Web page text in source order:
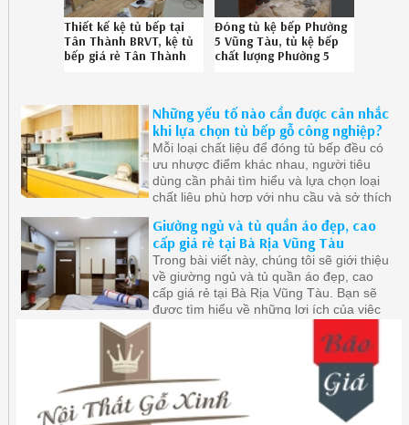
Thiết kế kệ tủ bếp tại
Tân Thành BRVT, kệ tủ
bếp giá rẻ Tân Thành
Đóng tủ kệ bếp Phường
5 Vũng Tàu, tủ kệ bếp
chất lượng Phường 5
Những yếu tố nào cần được cân nhắc
khi lựa chọn tủ bếp gỗ công nghiệp?
Mỗi loại chất liệu để đóng tủ bếp đều có
ưu nhược điểm khác nhau, người tiêu
dùng cần phải tìm hiểu và lựa chọn loại
chất liệu phù hợp với nhu cầu và sở thích
Giường ngủ và tủ quần áo đẹp, cao
cấp giá rẻ tại Bà Rịa Vũng Tàu
Trong bài viết này, chúng tôi sẽ giới thiệu
về giường ngủ và tủ quần áo đẹp, cao
cấp giá rẻ tại Bà Rịa Vũng Tàu. Bạn sẽ
được tìm hiểu về những lợi ích của việc
thiết kế đẹp và đáng giá về giá cả trong
việc trang trí không gian sống của mình.